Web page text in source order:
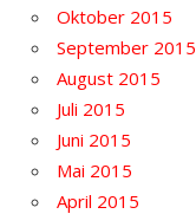
Oktober 2015
September 2015
August 2015
Juli 2015
Juni 2015
Mai 2015
April 2015